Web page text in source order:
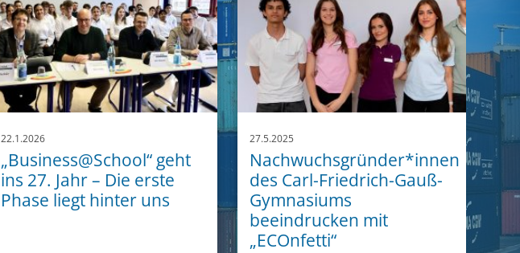
22.1.2026
„Business@School“ geht
ins 27. Jahr – Die erste
Phase liegt hinter uns
27.5.2025
Nachwuchsgründer*innen
des Carl-Friedrich-Gauß-
Gymnasiums
beeindrucken mit
„ECOnfetti“